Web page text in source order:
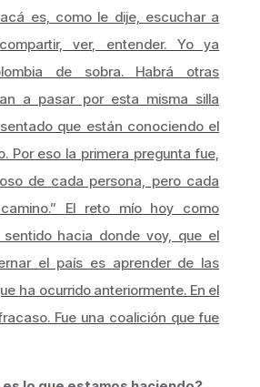
es, como le dije, escuchar a
ver, entender. Yo ya
de sobra. Habrá otras
a pasar por esta misma silla
que están conociendo el
Por eso la primera pregunta fue,
de cada persona, pero cada
El reto mío hoy como
hacia donde voy, que el
el país es aprender de las
ha ocurrido anteriormente. En el
Fue una coalición que fue